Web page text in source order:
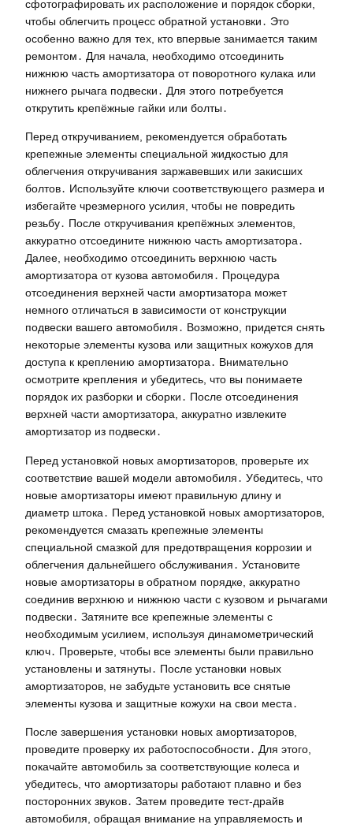
сфотографировать их расположение и порядок сборки,
чтобы облегчить процесс обратной установки․ Это
особенно важно для тех, кто впервые занимается таким
ремонтом․ Для начала, необходимо отсоединить
нижнюю часть амортизатора от поворотного кулака или
нижнего рычага подвески․ Для этого потребуется
открутить крепёжные гайки или болты․
Перед откручиванием, рекомендуется обработать
крепежные элементы специальной жидкостью для
облегчения откручивания заржавевших или закисших
болтов․ Используйте ключи соответствующего размера и
избегайте чрезмерного усилия, чтобы не повредить
резьбу․ После откручивания крепёжных элементов,
аккуратно отсоедините нижнюю часть амортизатора․
Далее, необходимо отсоединить верхнюю часть
амортизатора от кузова автомобиля․ Процедура
отсоединения верхней части амортизатора может
немного отличаться в зависимости от конструкции
подвески вашего автомобиля․ Возможно, придется снять
некоторые элементы кузова или защитных кожухов для
доступа к креплению амортизатора․ Внимательно
осмотрите крепления и убедитесь, что вы понимаете
порядок их разборки и сборки․ После отсоединения
верхней части амортизатора, аккуратно извлеките
амортизатор из подвески․
Перед установкой новых амортизаторов, проверьте их
соответствие вашей модели автомобиля․ Убедитесь, что
новые амортизаторы имеют правильную длину и
диаметр штока․ Перед установкой новых амортизаторов,
рекомендуется смазать крепежные элементы
специальной смазкой для предотвращения коррозии и
облегчения дальнейшего обслуживания․ Установите
новые амортизаторы в обратном порядке, аккуратно
соединив верхнюю и нижнюю части с кузовом и рычагами
подвески․ Затяните все крепежные элементы с
необходимым усилием, используя динамометрический
ключ․ Проверьте, чтобы все элементы были правильно
установлены и затянуты․ После установки новых
амортизаторов, не забудьте установить все снятые
элементы кузова и защитные кожухи на свои места․
После завершения установки новых амортизаторов,
проведите проверку их работоспособности․ Для этого,
покачайте автомобиль за соответствующие колеса и
убедитесь, что амортизаторы работают плавно и без
посторонних звуков․ Затем проведите тест-драйв
автомобиля, обращая внимание на управляемость и